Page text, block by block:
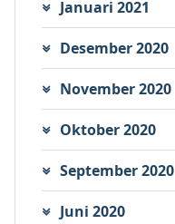
Januari 2021
Desember 2020
November 2020
Oktober 2020
September 2020
Juni 2020